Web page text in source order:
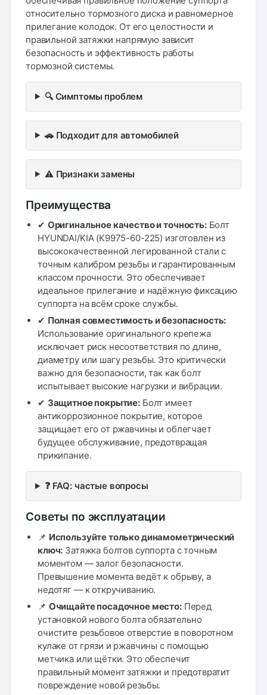
относительно тормозного диска и равномерное
прилегание колодок. От его целостности и
правильной затяжки напрямую зависит
безопасность и эффективность работы
тормозной системы.
🔍 Симптомы проблем
🚗 Подходит для автомобилей
⚠️ Признаки замены
Преимущества
✔ Оригинальное качество и точность:Болт
HYUNDAI/KIA (K9975-60-225) изготовлен из
высококачественной легированной стали с
точным калибром резьбы и гарантированным
классом прочности. Это обеспечивает
идеальное прилегание и надёжную фиксацию
суппорта на всём сроке службы.
✔ Полная совместимость и безопасность:
Использование оригинального крепежа
исключает риск несоответствия по длине,
диаметру или шагу резьбы. Это критически
важно для безопасности, так как болт
испытывает высокие нагрузки и вибрации.
✔ Защитное покрытие: Болт имеет
антикоррозионное покрытие, которое
защищает его от ржавчины и облегчает
будущее обслуживание, предотвращая
прикипание.
❓ FAQ: частые вопросы
Советы по эксплуатации
📌 Используйте только динамометрический
ключ: Затяжка болтов суппорта с точным
моментом — залог безопасности.
Превышение момента ведёт к обрыву, а
недотяг — к откручиванию.
📌 Очищайте посадочное место:Перед
установкой нового болта обязательно
очистите резьбовое отверстие в поворотном
кулаке от грязи и ржавчины с помощью
метчика или щётки. Это обеспечит
правильный момент затяжки и предотвратит
повреждение новой резьбы.